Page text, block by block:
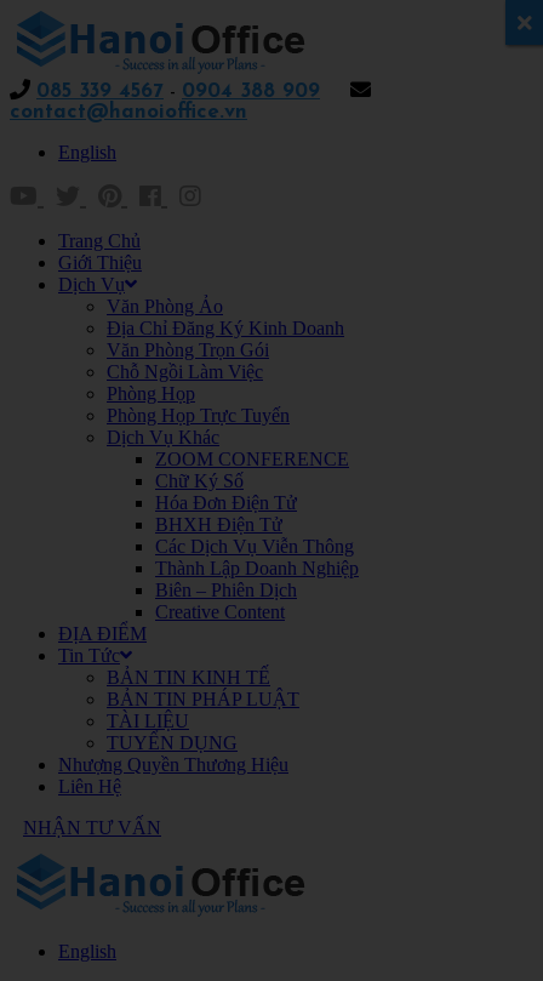
085 339 4567 - 0904 388 909
contact@hanoioffice.vn
English
Trang Chủ
Giới Thiệu
Dịch Vụ
Văn Phòng Ảo
Địa Chỉ Đăng Ký Kinh Doanh
Văn Phòng Trọn Gói
Chỗ Ngồi Làm Việc
Phòng Họp
Phòng Họp Trực Tuyến
Dịch Vụ Khác
ZOOM CONFERENCE
Chữ Ký Số
Hóa Đơn Điện Tử
BHXH Điện Tử
Các Dịch Vụ Viễn Thông
Thành Lập Doanh Nghiệp
Biên – Phiên Dịch
Creative Content
ĐỊA ĐIỂM
Tin Tức
BẢN TIN KINH TẾ
BẢN TIN PHÁP LUẬT
TÀI LIỆU
TUYỂN DỤNG
Nhượng Quyền Thương Hiệu
Liên Hệ
NHẬN TƯ VẤN
English
x